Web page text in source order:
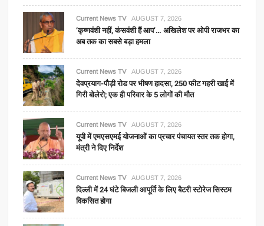
Current News TV AUGUST 7, 2026
‘कृष्णवंशी नहीं, कंसवंशी हैं आप’… अखिलेश पर ओपी राजभर का
अब तक का सबसे बड़ा हमला
Current News TV AUGUST 7, 2026
देवप्रयाग-पौड़ी रोड पर भीषण हादसा, 250 फीट गहरी खाई में
गिरी बोलेरो; एक ही परिवार के 5 लोगों की मौत
Current News TV AUGUST 7, 2026
यूपी में एमएसएमई योजनाओं का प्रचार पंचायत स्तर तक होगा,
मंत्री ने दिए निर्देश
Current News TV AUGUST 7, 2026
दिल्ली में 24 घंटे बिजली आपूर्ति के लिए बैटरी स्टोरेज सिस्टम
विकसित होगा